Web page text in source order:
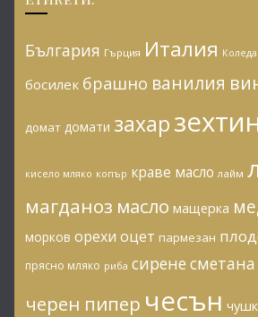
България Гърция Италия Коледа
босилек брашно ванилия
домат домати захар
кисело мляко копър краве масло лайм
магданоз масло мащерка
морков орехи оцет пармезан
прясно мляко риба сирене сметана
черен пипер чесън